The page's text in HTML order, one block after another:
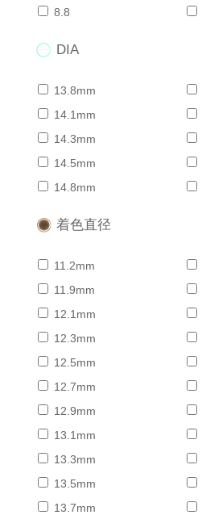
8.8
DIA
13.8mm
14.1mm
14.3mm
14.5mm
14.8mm
着色直径
11.2mm
11.9mm
12.1mm
12.3mm
12.5mm
12.7mm
12.9mm
13.1mm
13.3mm
13.5mm
13.7mm